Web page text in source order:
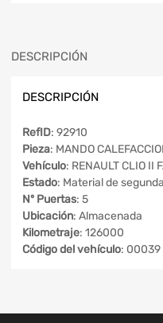
DESCRIPCIÓN
DESCRIPCIÓN
RefID: 92910
Pieza: MANDO
Vehículo: RENAULT CLIO II
Estado: Material de
Nº Puertas: 5
Ubicación: Almacenada
Kilometraje: 126000
Código del vehículo: 00039